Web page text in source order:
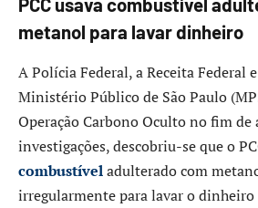
PCC usava combustível
metanol para lavar dinheiro
A Polícia Federal, a Receita Federal
Ministério Público de São Paulo
Operação Carbono Oculto no fim de
investigações, descobriu-se que o
combustíveladulterado com
irregularmente para lavar o